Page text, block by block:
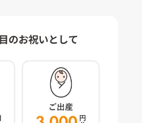
のお祝いとして